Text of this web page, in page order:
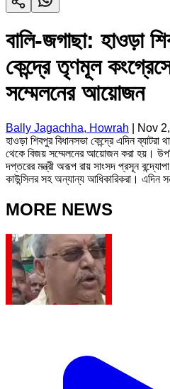
বালি-জগাছা: হাওড়া
কেন্দ্রে তৃণমূল
সম্মেলনের আয়োজন
Bally Jagachha, Howrah
Nov
হাওড়া শিবপুর বিধানসভা কেন্দ্রে এদিন
থেকে বিজয় সম্মেলনের আয়োজন করা হয়।
দপ্তরের মন্ত্রী অরূপ রায় সাংসদ প্রসূন
কাউন্সিলর সহ অন্যান্য আধিকারিকরা। এদিন
MORE NEWS